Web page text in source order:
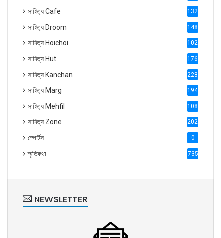
সাহিত্য Cafe 1321
সাহিত্য Droom 1488
সাহিত্য Hoichoi 1027
সাহিত্য Hut 1769
সাহিত্য Kanchan 2287
সাহিত্য Marg 1947
সাহিত্য Mehfil 1088
সাহিত্য Zone 2028
স্পোর্টস 0
স্মৃতিকথা 735
NEWSLETTER